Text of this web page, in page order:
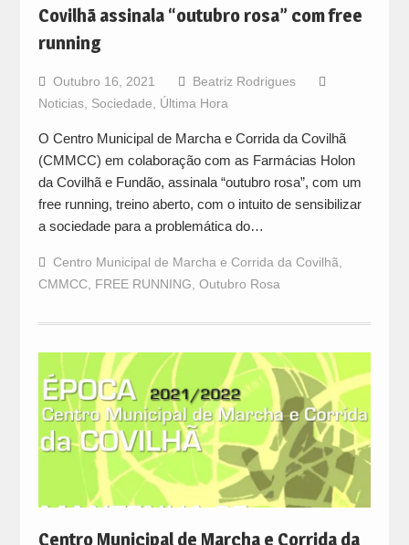
Covilhã assinala “outubro rosa” com free
running
Outubro 16, 2021
Beatriz Rodrigues
Noticias, Sociedade Última Hora
O Centro Municipal de Marcha e Corrida da Covilhã
(CMMCC) em colaboração com as Farmácias Holon
da Covilhã e Fundão, assinala “outubro rosa”, com um
free running, treino aberto, com o intuito de sensibilizar
a sociedade para a problemática do…
Centro Municipal de Marcha e Corrida da Covilhã
CMMCC, FREE RUNNING Outubro Rosa
Centro Municipal de Marcha e Corrida da